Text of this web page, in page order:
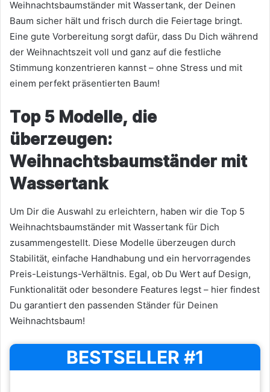
Weihnachtsbaumständer mit Wassertank, der Deinen
Baum sicher hält und frisch durch die Feiertage bringt.
Eine gute Vorbereitung sorgt dafür, dass Du Dich während
der Weihnachtszeit voll und ganz auf die festliche
Stimmung konzentrieren kannst – ohne Stress und mit
einem perfekt präsentierten Baum!
Top 5 Modelle, die
überzeugen:
Weihnachtsbaumständer mit
Wassertank
Um Dir die Auswahl zu erleichtern, haben wir die Top 5
Weihnachtsbaumständer mit Wassertank für Dich
zusammengestellt. Diese Modelle überzeugen durch
Stabilität, einfache Handhabung und ein hervorragendes
Preis-Leistungs-Verhältnis. Egal, ob Du Wert auf Design,
Funktionalität oder besondere Features legst – hier findest
Du garantiert den passenden Ständer für Deinen
Weihnachtsbaum!
BESTSELLER #1